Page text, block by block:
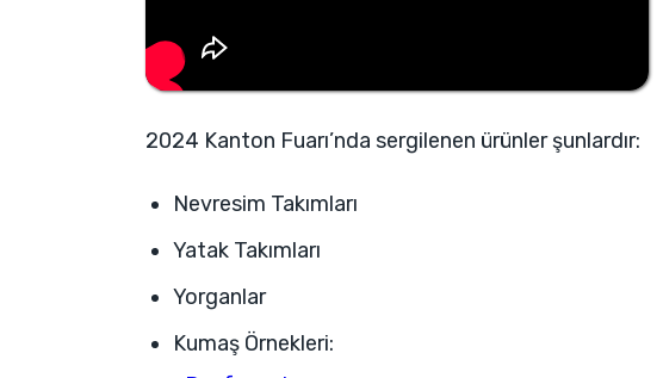
2024 Kanton Fuarı’nda sergilenen ürünler şunlardır:
Nevresim Takımları
Yatak Takımları
Yorganlar
Kumaş Örnekleri: